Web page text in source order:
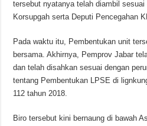
tersebut nyatanya telah diambil sesuai
Korsupgah serta Deputi Pencegahan
Pada waktu itu, Pembentukan unit
bersama. Akhirnya, Pemprov Jabar
dan telah disahkan sesuai dengan
tentang Pembentukan LPSE di
112 tahun 2018.
Biro tersebut kini bernaung di bawah